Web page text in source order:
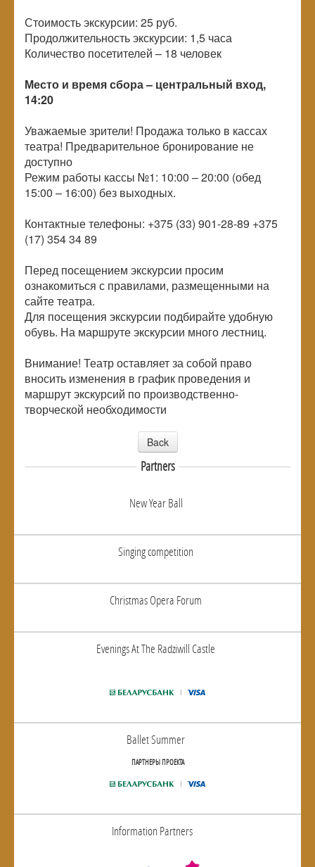
Стоимость экскурсии: 25 руб.
Продолжительность экскурсии: 1,5 часа
Количество посетителей – 18 человек
Место и время сбора – центральный вход,
14:20
Уважаемые зрители! Продажа только в кассах
театра! Предварительное бронирование не
доступно
Режим работы кассы №1: 10:00 – 20:00 (обед
15:00 – 16:00) без выходных.
Контактные телефоны: +375 (33) 901-28-89 +375
(17) 354 34 89
Перед посещением экскурсии просим
ознакомиться с правилами, размещенными на
сайте театра.
Для посещения экскурсии подбирайте удобную
обувь. На маршруте экскурсии много лестниц.
Внимание! Театр оставляет за собой право
вносить изменения в график проведения и
маршрут экскурсий по производственно-
творческой необходимости
Back
Partners
New Year Ball
Singing competition
Christmas Opera Forum
Evenings At The Radziwill Castle
Ballet Summer
ПАРТНЕРЫ ПРОЕКТА
Information Partners